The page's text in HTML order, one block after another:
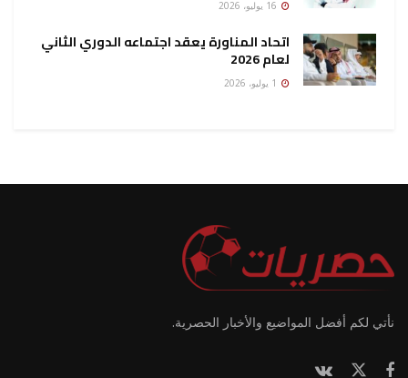
اتحاد المناورة يعقد اجتماعه الدوري الثاني
لعام 2026
نأتي لكم أفضل المواضيع والأخبار الحصرية.